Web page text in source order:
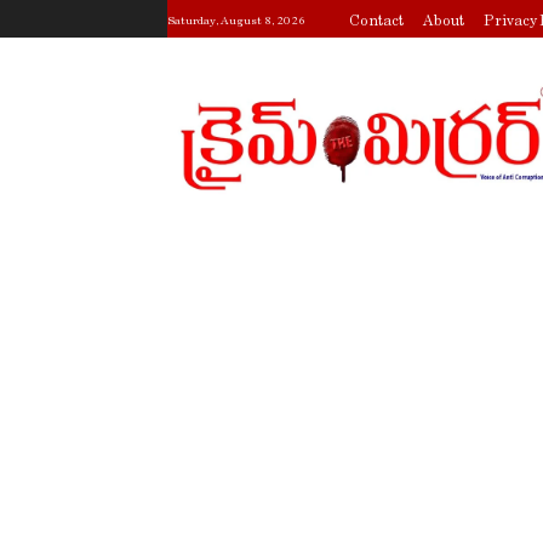
Saturday, August 8, 2026 Contact About Privacy